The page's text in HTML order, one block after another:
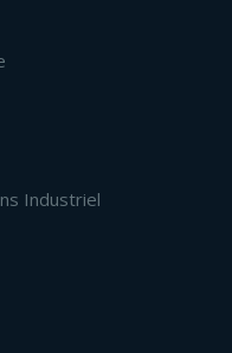
Industriel